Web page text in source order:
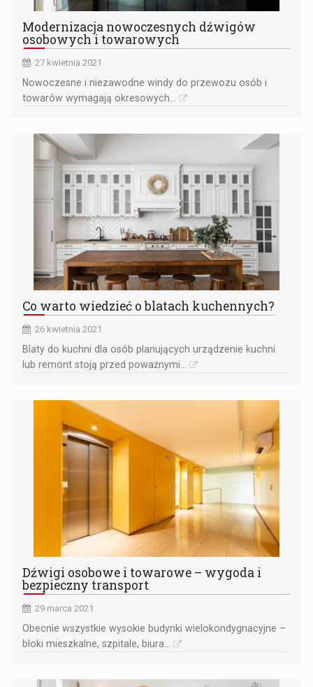
Modernizacja nowoczesnych dźwigów
osobowych i towarowych
27 kwietnia 2021
Nowoczesne i niezawodne windy do przewozu osób i
towarów wymagają okresowych...
Co warto wiedzieć o blatach kuchennych?
26 kwietnia 2021
​Blaty do kuchni dla osób planujących urządzenie kuchni
lub remont stoją przed poważnymi...
Dźwigi osobowe i towarowe – wygoda i
bezpieczny transport
29 marca 2021
Obecnie wszystkie wysokie budynki wielokondygnacyjne –
bloki mieszkalne, szpitale, biura...